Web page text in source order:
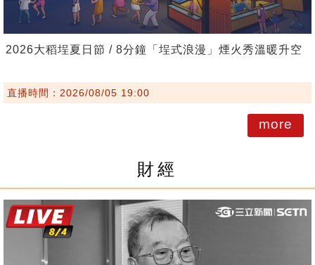
2026大稻埕夏日節 / 8分鐘「埕式浪漫」煙火秀溫暖升空
直播時間：2026/08/05 19:00
more
財經